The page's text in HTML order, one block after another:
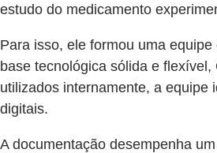
estudo do medicamento
Para isso, ele formou uma
base tecnológica sólida e
utilizados internamente, a equipe
digitais.
A documentação desempenha